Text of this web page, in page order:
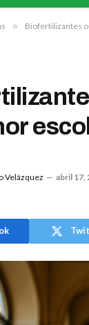
» Biofertilizantes
Velázquez abril 17,